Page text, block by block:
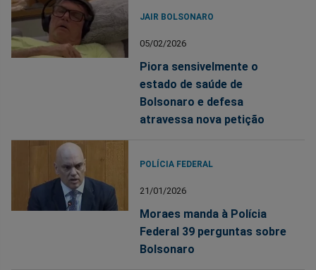
JAIR BOLSONARO
05/02/2026
Piora sensivelmente o
estado de saúde de
Bolsonaro e defesa
atravessa nova petição
POLÍCIA FEDERAL
21/01/2026
Moraes manda à Polícia
Federal 39 perguntas sobre
Bolsonaro